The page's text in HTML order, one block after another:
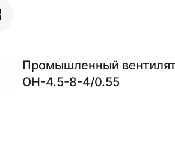
Промышленный
ОН-4.5-8-4/0.55